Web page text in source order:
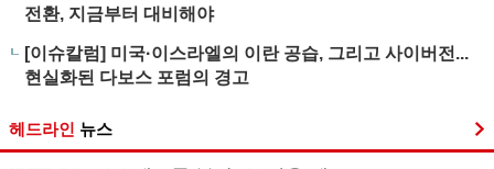
전환, 지금부터 대비해야
[이슈칼럼] 미국·이스라엘의 이란 공습, 그리고 사이버전...
현실화된 다보스 포럼의 경고
헤드라인 뉴스